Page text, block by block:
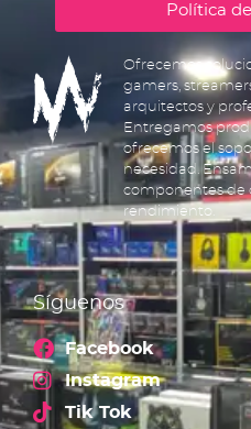
Política
Ofrecemos
gamers,
arquitectos y
Entregamos
ofrecemos el
necesidad.
componentes de
rendimiento.
Síguenos
Facebook
Instagram
Tik Tok